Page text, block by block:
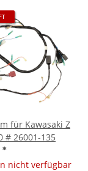
für Kawasaki Z
# 26001-135
*
nicht verfügbar